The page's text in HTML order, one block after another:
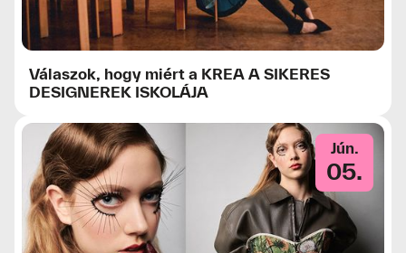
Válaszok, hogy miért a KREA A SIKERES
DESIGNEREK ISKOLÁJA
Jún.
05.